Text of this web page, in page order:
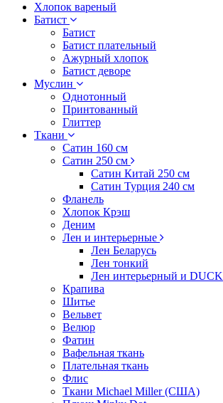
Хлопок вареный
Батист
Батист
Батист плательный
Ажурный хлопок
Батист деворе
Муслин
Однотонный
Принтованный
Глиттер
Ткани
Сатин 160 см
Сатин 250 см
Сатин Китай 250 см
Сатин Турция 240 см
Фланель
Хлопок Крэш
Деним
Лен и интерьерные
Лен Беларусь
Лен тонкий
Лен интерьерный и DUCK
Крапива
Шитье
Вельвет
Велюр
Фатин
Вафельная ткань
Плательная ткань
Флис
Ткани Michael Miller (США)